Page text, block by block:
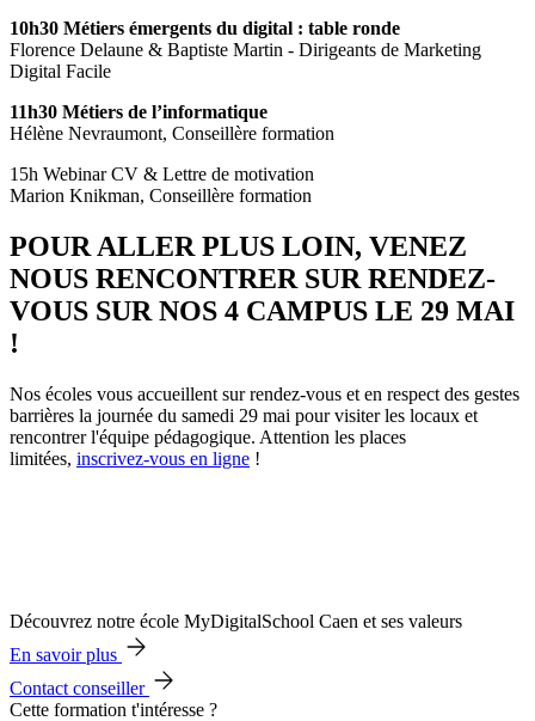
10h30 Métiers émergents du digital : table ronde
Florence Delaune & Baptiste Martin - Dirigeants de Marketing
Digital Facile
11h30 Métiers de l’informatique
Hélène Nevraumont, Conseillère formation
15h Webinar CV & Lettre de motivation
Marion Knikman, Conseillère formation
POUR ALLER PLUS LOIN, VENEZ
NOUS RENCONTRER SUR RENDEZ-
VOUS SUR NOS 4 CAMPUS LE 29 MAI
!
Nos écoles vous accueillent sur rendez-vous et en respect des gestes
barrières la journée du samedi 29 mai pour visiter les locaux et
rencontrer l'équipe pédagogique. Attention les places
limitées, inscrivez-vous en ligne !
Découvrez notre école MyDigitalSchool Caen et ses valeurs
En savoir plus
Contact conseiller
Cette formation t'intéresse ?